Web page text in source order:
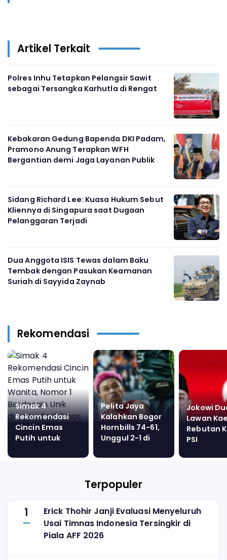
Artikel Terkait
Polres Inhu Tetapkan Pelangsir Sawit
sebagai Tersangka Karhutla di Rengat
Kebakaran Gedung Bapenda DKI Padam,
Pramono Anung Terapkan WFH
Bergantian demi Jaga Layanan Publik
Sidang Richard Lee: Kuasa Hukum Sebut
Kliennya di Singapura saat Dugaan
Pelanggaran Terjadi
Dua Anggota ISIS Tewas dalam Baku
Tembak dengan Pasukan Keamanan
Suriah di Sayyida Zaynab
Rekomendasi
Simak 4
Rekomendasi
Cincin Emas
Putih untuk
Berdesain Unik
Pelita Jaya
Kalahkan Bogor
Hornbills 74-61,
Unggul 2-1 di
Jokowi
Lawan
Rebutan
PSI
Terpopuler
1
Erick Thohir Janji Evaluasi Menyeluruh
Usai Timnas Indonesia Tersingkir di
Piala AFF 2026